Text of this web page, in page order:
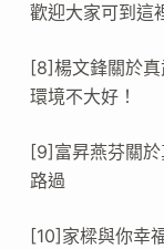
歡迎大家可到這
[8]楊文鋒關於真
環境不大好！
[9]富昇燕芬關於
路過
[10]家樑與你幸